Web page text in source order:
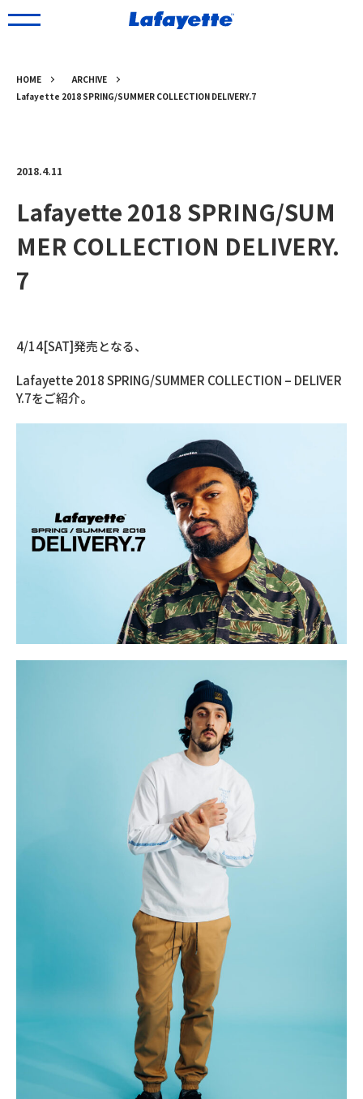
HOME
ARCHIVE
Lafayette 2018 SPRING/SUMMER COLLECTION DELIVERY.7
2018.4.11
Lafayette 2018 SPRING/SUM
MER COLLECTION DELIVERY.
7
4/14[SAT]発売となる、
Lafayette 2018 SPRING/SUMMER COLLECTION – DELIVER
Y.7をご紹介。